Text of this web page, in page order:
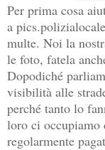
Per prima cosa
a
multe. Noi la
le foto, fatela
Dopodiché
visibilità alle
perché tanto lo
loro ci
regolarmente